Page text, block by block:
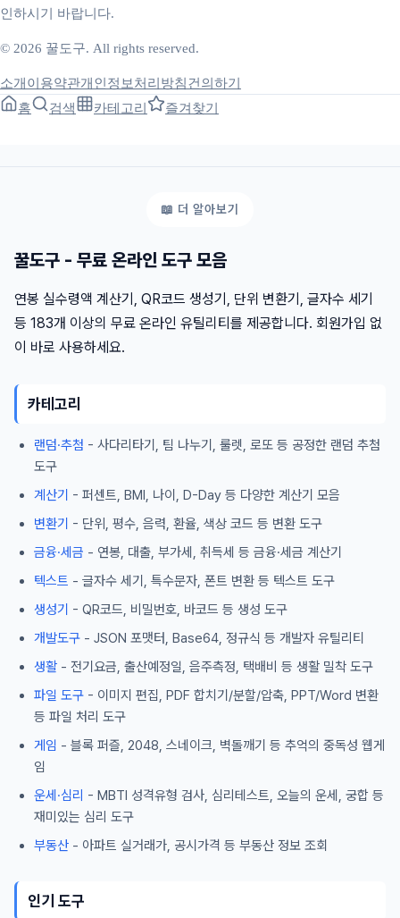
인하시기 바랍니다.
© 2026 꿀도구. All rights reserved.
소개 이용약관개인정보처리방침건의하기
홈
검색 카테고리 즐겨찾기
꿀도구 - 무료 온라인 도구 모음
연봉 실수령액 계산기, QR코드 생성기, 단위 변환기, 글자수 세기
등 183개 이상의 무료 온라인 유틸리티를 제공합니다. 회원가입 없
이 바로 사용하세요.
카테고리
랜덤·추첨 - 사다리타기, 팀 나누기, 룰렛, 로또 등 공정한 랜덤 추첨
도구
계산기 - 퍼센트, BMI, 나이, D-Day 등 다양한 계산기 모음
변환기 - 단위, 평수, 음력, 환율, 색상 코드 등 변환 도구
금융·세금 - 연봉, 대출, 부가세, 취득세 등 금융·세금 계산기
텍스트 - 글자수 세기, 특수문자, 폰트 변환 등 텍스트 도구
생성기 - QR코드, 비밀번호, 바코드 등 생성 도구
개발도구 - JSON 포맷터, Base64, 정규식 등 개발자 유틸리티
생활 - 전기요금, 출산예정일, 음주측정, 택배비 등 생활 밀착 도구
파일 도구 - 이미지 편집, PDF 합치기/분할/압축, PPT/Word 변환
등 파일 처리 도구
게임 - 블록 퍼즐, 2048, 스네이크, 벽돌깨기 등 추억의 중독성 웹게
임
운세·심리 - MBTI 성격유형 검사, 심리테스트, 오늘의 운세, 궁합 등
재미있는 심리 도구
부동산 - 아파트 실거래가, 공시가격 등 부동산 정보 조회
인기 도구